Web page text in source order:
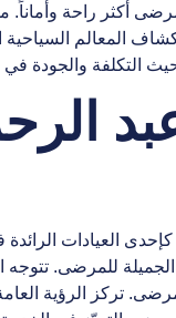
أكثر راحة وأماناً.
المعالم
والجودة في سنة
كإحدى العيادات
للمرضى. تتوجه
تركز الرؤية